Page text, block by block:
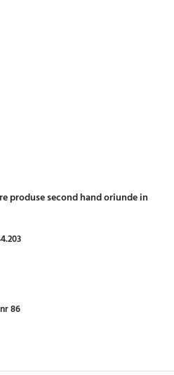
produse second hand oriunde in
86